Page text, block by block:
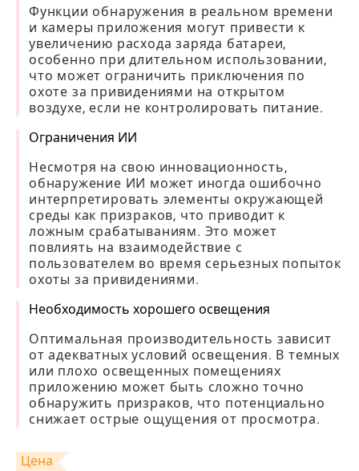
Функции обнаружения в реальном времени
и камеры приложения могут привести к
увеличению расхода заряда батареи,
особенно при длительном использовании,
что может ограничить приключения по
охоте за привидениями на открытом
воздухе, если не контролировать питание.
Ограничения ИИ
Несмотря на свою инновационность,
обнаружение ИИ может иногда ошибочно
интерпретировать элементы окружающей
среды как призраков, что приводит к
ложным срабатываниям. Это может
повлиять на взаимодействие с
пользователем во время серьезных попыток
охоты за привидениями.
Необходимость хорошего освещения
Оптимальная производительность зависит
от адекватных условий освещения. В темных
или плохо освещенных помещениях
приложению может быть сложно точно
обнаружить призраков, что потенциально
снижает острые ощущения от просмотра.
Цена